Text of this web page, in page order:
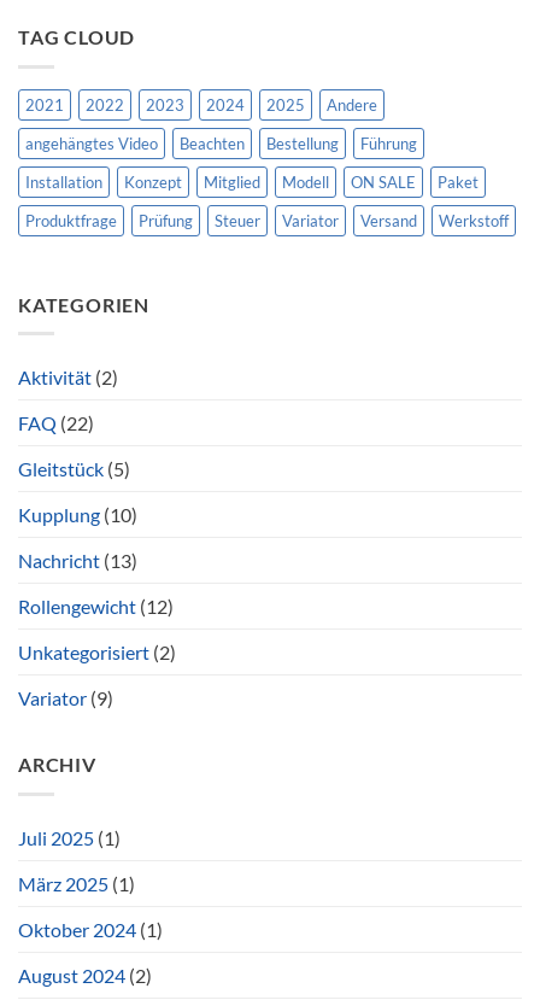
TAG CLOUD
2021 2022 2023 2024 2025
Andere
angehängtes Video
Beachten Bestellung
Führung
Installation
Konzept Mitglied Modell ON SALE
Paket
Produktfrage
Prüfung Steuer Variator Versand Werkstoff
KATEGORIEN
Aktivität (2)
FAQ (22)
Gleitstück (5)
Kupplung (10)
Nachricht (13)
Rollengewicht (12)
Unkategorisiert (2)
Variator (9)
ARCHIV
Juli 2025 (1)
März 2025 (1)
Oktober 2024 (1)
August 2024 (2)